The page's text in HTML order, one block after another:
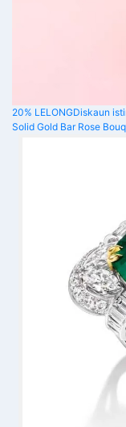
20% LELONGDiskaun
Solid Gold Bar Rose